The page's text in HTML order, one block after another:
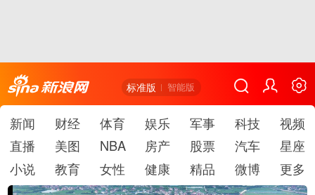
标准版 智能版
新闻 财经 体育 娱乐 军事 科技
视频
直播
美图 NBA 房产 股票 汽车
星座
小说
教育 女性 健康 精品 微博 更多